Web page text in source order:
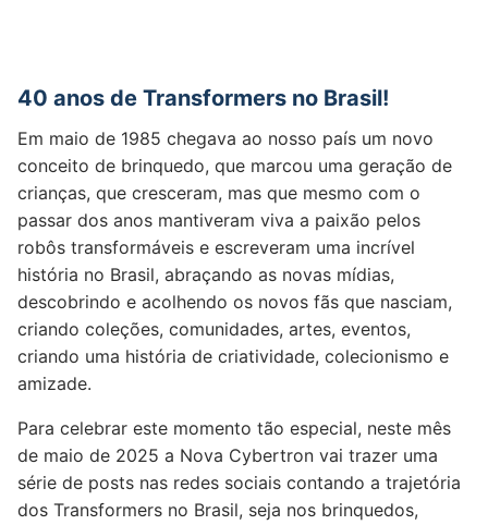
40 anos de Transformers no Brasil!
Em maio de 1985 chegava ao nosso país um novo
conceito de brinquedo, que marcou uma geração de
crianças, que cresceram, mas que mesmo com o
passar dos anos mantiveram viva a paixão pelos
robôs transformáveis e escreveram uma incrível
história no Brasil, abraçando as novas mídias,
descobrindo e acolhendo os novos fãs que nasciam,
criando coleções, comunidades, artes, eventos,
criando uma história de criatividade, colecionismo e
amizade.
Para celebrar este momento tão especial, neste mês
de maio de 2025 a Nova Cybertron vai trazer uma
série de posts nas redes sociais contando a trajetória
dos Transformers no Brasil, seja nos brinquedos,